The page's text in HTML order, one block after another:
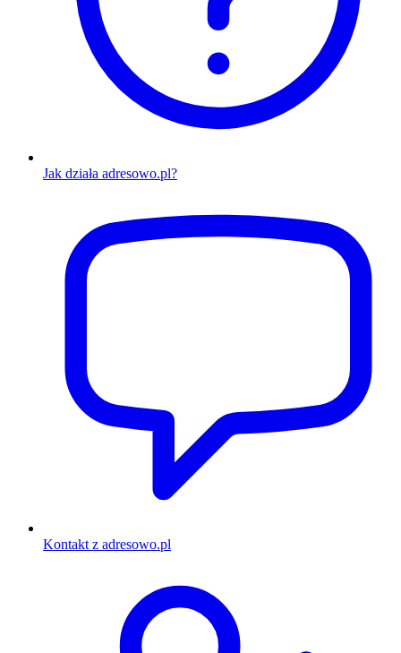
Jak działa adresowo.pl?
Kontakt z adresowo.pl